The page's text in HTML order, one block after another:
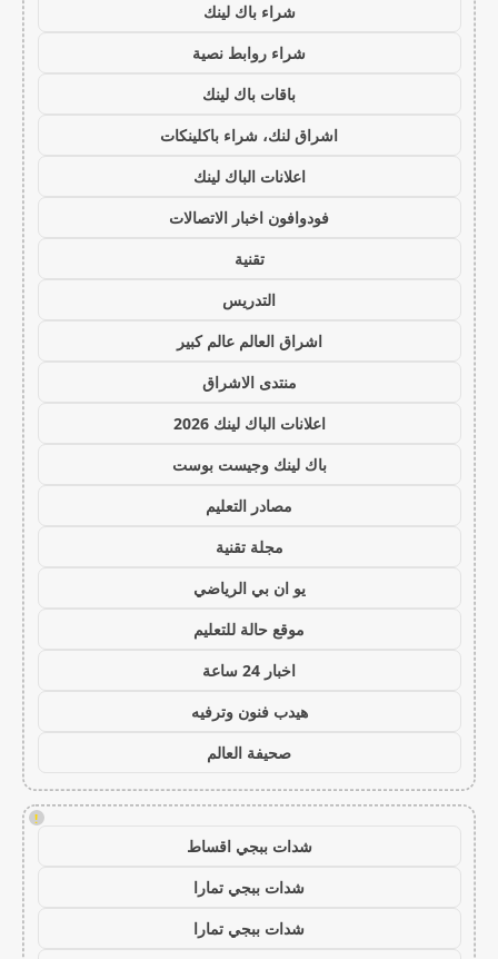
شراء باك لينك
شراء روابط نصية
باقات باك لينك
اشراق لنك، شراء باكلينكات
اعلانات الباك لينك
فودوافون اخبار الاتصالات
تقنية
التدريس
اشراق العالم عالم كبير
منتدى الاشراق
اعلانات الباك لينك 2026
باك لينك وجيست بوست
مصادر التعليم
مجلة تقنية
يو ان بي الرياضي
موقع حالة للتعليم
اخبار 24 ساعة
هيدب فنون وترفيه
صحيفة العالم
!
شدات ببجي اقساط
شدات ببجي تمارا
شدات ببجي تمارا